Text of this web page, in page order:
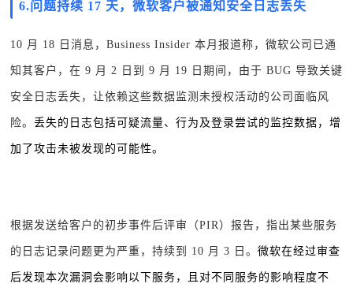
6.问题持续 17 天，微软客户被通知安全日志丢失
10 月 18 日消息，Business Insider 本月报道称，微软公司已通
知其客户，在 9 月 2 日到 9 月 19 日期间，由于 BUG 导致关键
安全日志丢失，让依赖这些数据监测未授权活动的公司面临风
险。 丢失的日志包括可疑流量、行为及登录尝试的监控数据，增
加了攻击未被发现的可能性。
根据发送给客户的初步事件后评审（PIR）报告，指出某些服务
的日志记录问题更为严重，持续到 10 月 3 日。 微软在经过审查
后发现本次漏洞会影响以下服务，且对不同服务的影响程度不